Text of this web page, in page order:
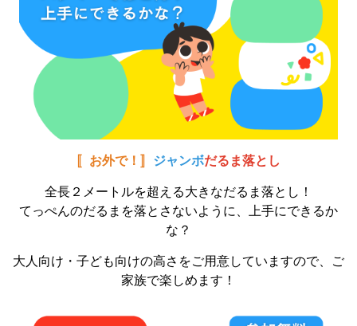
〚お外で！〛 ジャンボだるま落とし
全長２メートルを超える大きなだるま落とし！
てっぺんのだるまを落とさないように、上手にできるか
な？
大人向け・子ども向けの高さをご用意していますので、ご
家族で楽しめます！